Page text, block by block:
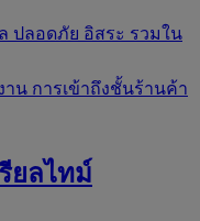
ปลอดภัย อิสระ รวมใน
าน การเข้าถึงชั้นร้านค้า
ยลไทม์